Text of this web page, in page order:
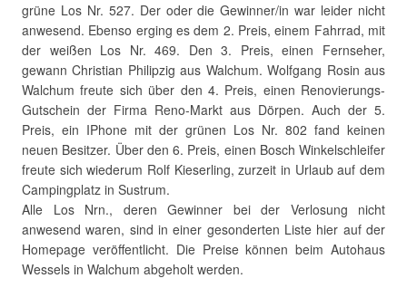
grüne Los Nr. 527. Der oder die Gewinner/in war leider nicht
anwesend. Ebenso erging es dem 2. Preis, einem Fahrrad, mit
der weißen Los Nr. 469. Den 3. Preis, einen Fernseher,
gewann Christian Philipzig aus Walchum. Wolfgang Rosin aus
Walchum freute sich über den 4. Preis, einen Renovierungs-
Gutschein der Firma Reno-Markt aus Dörpen. Auch der 5.
Preis, ein IPhone mit der grünen Los Nr. 802 fand keinen
neuen Besitzer. Über den 6. Preis, einen Bosch Winkelschleifer
freute sich wiederum Rolf Kieserling, zurzeit in Urlaub auf dem
Campingplatz in Sustrum.
Alle Los Nrn., deren Gewinner bei der Verlosung nicht
anwesend waren, sind in einer gesonderten Liste hier auf der
Homepage veröffentlicht. Die Preise können beim Autohaus
Wessels in Walchum abgeholt werden.